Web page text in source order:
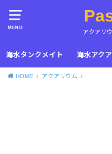
MENU
アクアリ
海水タンクメイト 海水アク
HOME アクアリウム